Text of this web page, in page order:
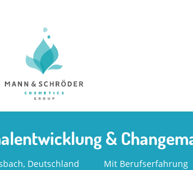
&
Deutschland Mit Berufserfahrung